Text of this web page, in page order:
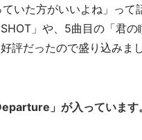
た方がいいよね」って
」や、5曲目の「君の
評だったので盛り込みま
」が入っています